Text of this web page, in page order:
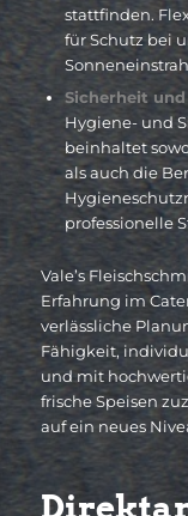
stattfinden.
für Schutz bei
Sicherheit und
Hygiene- und
beinhaltet
als auch die
professionelle
Vale’s
Erfahrung im
verlässliche
Fähigkeit,
und mit
frische Speisen
auf ein neues